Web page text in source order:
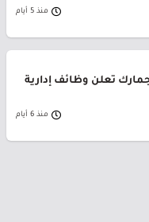
منذ 5 أيام
تعلن وظائف إدارية
منذ 6 أيام